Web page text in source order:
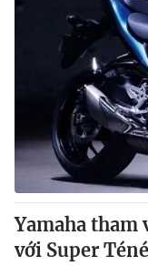
Yamaha tham
với Super